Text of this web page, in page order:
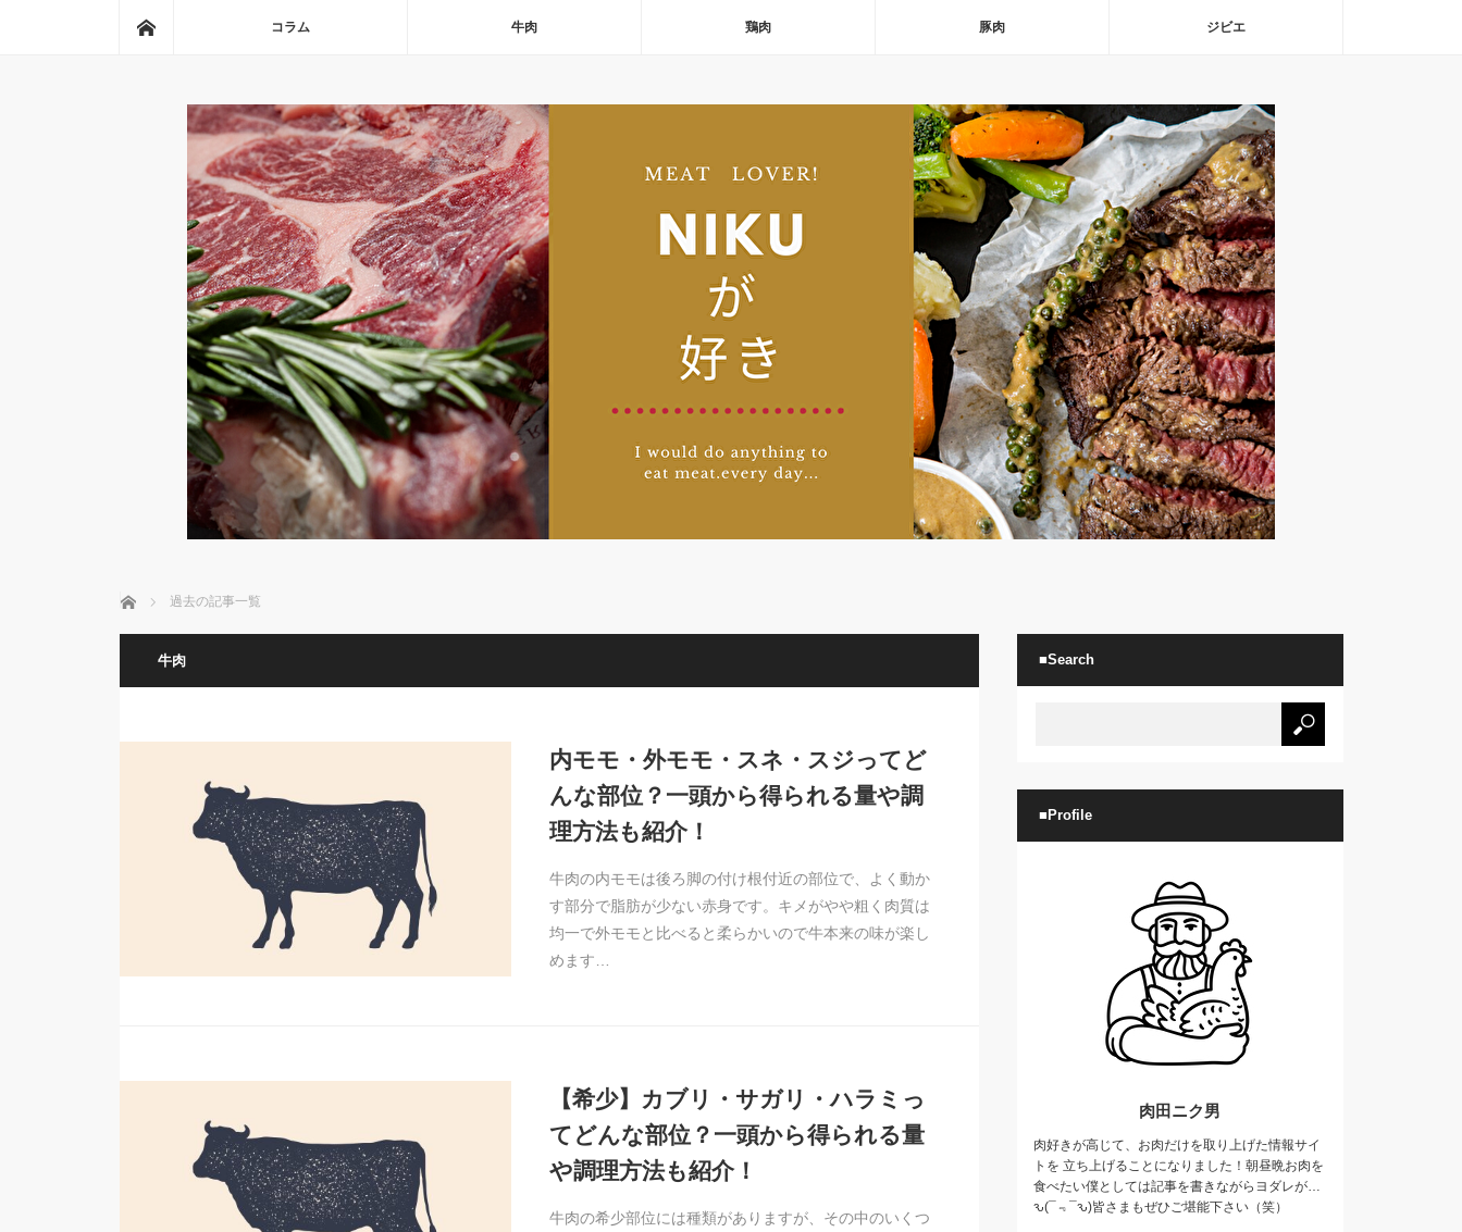
コラム 牛肉 鶏肉 豚肉 ジビエ
ホーム 過去の記事一覧
牛肉
内モモ・外モモ・スネ・スジってど
んな部位？一頭から得られる量や調
理方法も紹介！
牛肉の内モモは後ろ脚の付け根付近の部位で、よく動か
す部分で脂肪が少ない赤身です。キメがやや粗く肉質は
均一で外モモと比べると柔らかいので牛本来の味が楽し
めます…
【希少】カブリ・サガリ・ハラミっ
てどんな部位？一頭から得られる量
や調理方法も紹介！
牛肉の希少部位には種類がありますが、その中のいくつ
■Search
■Profile
肉田ニク男
肉好きが高じて、お肉だけを取り上げた情報サイ
トを 立ち上げることになりました！朝昼晩お肉を
食べたい僕としては記事を書きながらヨダレが…
ԅ(¯﹃¯ԅ)皆さまもぜひご堪能下さい（笑）